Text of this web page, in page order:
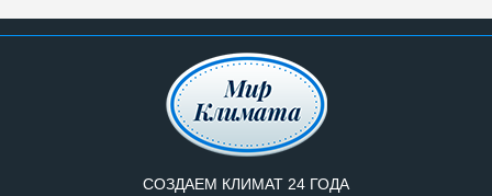
СОЗДАЕМ КЛИМАТ 24 ГОДА